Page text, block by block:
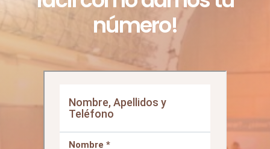
¡El primer paso es tan
fácil como darnos tu
número!